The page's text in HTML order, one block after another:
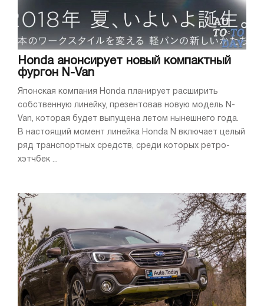
Honda анонсирует новый компактный
фургон N-Van
Японская компания Honda планирует расширить
собственную линейку, презентовав новую модель N-
Van, которая будет выпущена летом нынешнего года.
В настоящий момент линейка Honda N включает целый
ряд транспортных средств, среди которых ретро-
хэтчбек ...